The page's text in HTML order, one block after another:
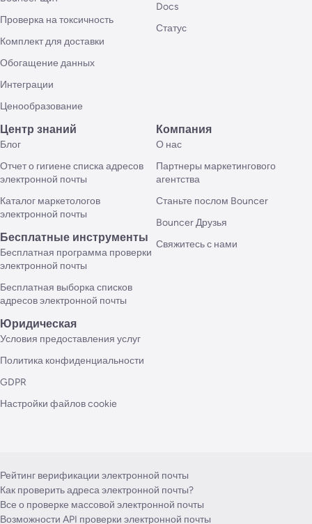
Проверка на токсичность
Комплект для доставки
Обогащение данных
Интеграции
Ценообразование
Docs
Статус
Центр знаний
Блог
Отчет о гигиене списка адресов
электронной почты
Каталог маркетологов
электронной почты
Бесплатные инструменты
Бесплатная программа проверки
электронной почты
Бесплатная выборка списков
адресов электронной почты
Компания
О нас
Партнеры маркетингового
агентства
Станьте послом Bouncer
Bouncer Друзья
Свяжитесь с нами
Юридическая
Условия предоставления услуг
Политика конфиденциальности
GDPR
Настройки файлов cookie
Рейтинг верификации электронной почты
Как проверить адреса электронной почты?
Все о проверке массовой электронной почты
Возможности API проверки электронной почты